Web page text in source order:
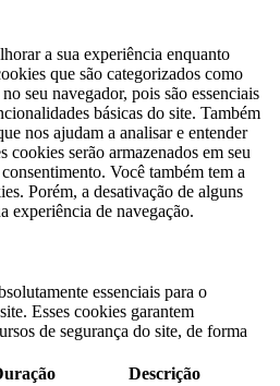
a sua experiência enquanto
que são categorizados como
seu navegador, pois são essenciais
básicas do site. Também
nos ajudam a analisar e entender
cookies serão armazenados em seu
Você também tem a
Porém, a desativação de alguns
experiência de navegação.
essenciais para o
Esses cookies garantem
de segurança do site, de forma
Descrição